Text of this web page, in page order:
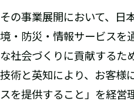
その事業展開において、日
境・防災・情報サービスを
な社会づくりに貢献するた
技術と英知により、お客様
スを提供すること」を経営